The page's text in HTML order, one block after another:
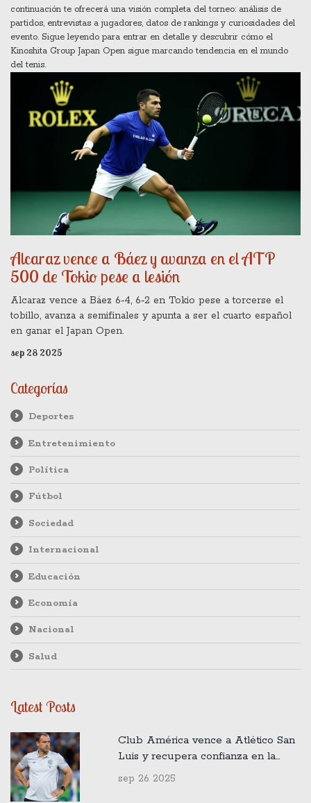
continuación te ofrecerá una visión completa del torneo: análisis de
partidos, entrevistas a jugadores, datos de rankings y curiosidades del
evento. Sigue leyendo para entrar en detalle y descubrir cómo el
Kinoshita Group Japan Open sigue marcando tendencia en el mundo
del tenis.
Alcaraz vence a Báez y avanza en el ATP
500 de Tokio pese a lesión
Alcaraz vence a Báez 6‑4, 6‑2 en Tokio pese a torcerse el
tobillo, avanza a semifinales y apunta a ser el cuarto español
en ganar el Japan Open.
sep 28 2025
Categorías
Deportes
Entretenimiento
Política
Fútbol
Sociedad
Internacional
Educación
Economía
Nacional
Salud
Latest Posts
Club América vence a Atlético San
Luis y recupera confianza en la
Apertura 2025
sep 26 2025